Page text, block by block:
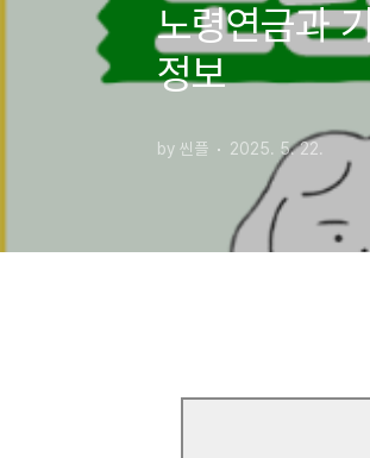
노령연금과
정보
by 씬플 2025. 5. 22.